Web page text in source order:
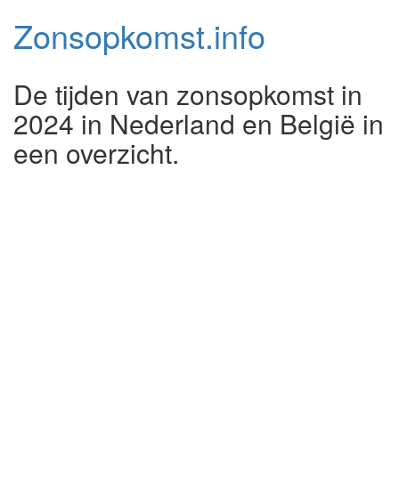
Zonsopkomst.info
De tijden van zonsopkomst in
2024 in Nederland en België in
een overzicht.